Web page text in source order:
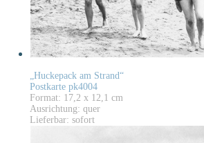
„Huckepack am Strand“
Postkarte pk4004
Format: 17,2 x 12,1 cm
Ausrichtung: quer
Lieferbar: sofort